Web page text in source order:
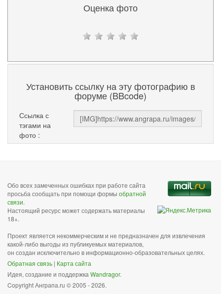
Оценка фото
Установить ссылку на эту фотографию в
форуме (BBcode)
Ссылка с
тэгами на
фото :
Обо всех замеченных ошибках при работе сайта
просьба сообщать при помощи формы обратной
связи.
Настоящий ресурс может содержать материалы
18+.
Проект является некоммерческим и не предназначен для извлечения
какой-либо выгоды из публикуемых материалов,
он создан исключительно в информационно-образовательных целях.
Обратная связь | Карта сайта
Идея, создание и поддержка Wandragor.
Copyright Анграпа.ru © 2005 - 2026.